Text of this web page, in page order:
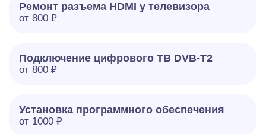
Ремонт разъема HDMI у телевизора
от 800 ₽
Подключение цифрового ТВ DVB-T2
от 800 ₽
Установка программного обеспечения
от 1000 ₽